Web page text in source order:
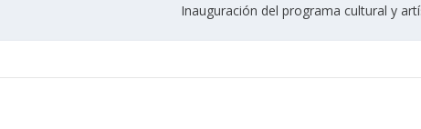
Inauguración del programa cultural y